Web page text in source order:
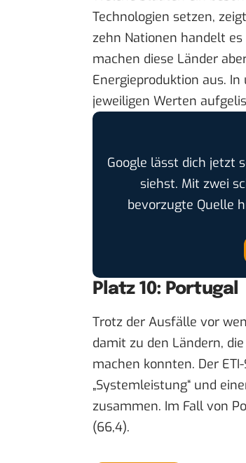
Technologien setzen,
zehn Nationen handelt
machen diese Länder
Energieproduktion aus.
jeweiligen Werten
Google lässt dich jetzt
siehst. Mit zwei
bevorzugte Quelle
Platz 10: Portugal
Trotz der Ausfälle vor
damit zu den Ländern,
machen konnten. Der
„Systemleistung“ und
zusammen. Im Fall von
(66,4).